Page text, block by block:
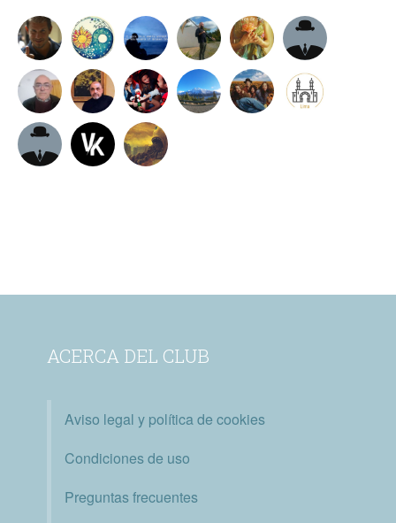
ACERCA DEL CLUB
Aviso legal y política de cookies
Condiciones de uso
Preguntas frecuentes